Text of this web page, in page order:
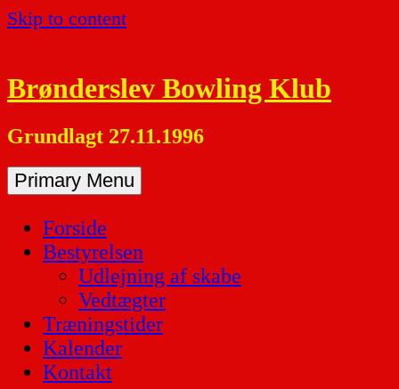
Skip to content
Brønderslev Bowling Klub
Grundlagt 27.11.1996
Primary Menu
Forside
Bestyrelsen
Udlejning af skabe
Vedtægter
Træningstider
Kalender
Kontakt